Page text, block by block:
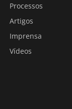
Processos
Artigos
Imprensa
Vídeos